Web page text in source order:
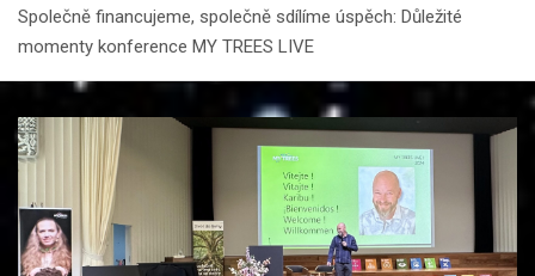
Společně financujeme, společně sdílíme úspěch: Důležité
momenty konference MY TREES LIVE